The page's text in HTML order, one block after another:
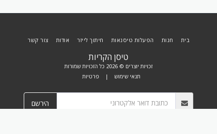
טיסן הקריות
זכויות יוצרים © 2026 כל הזכויות שמורות
תנאי שימוש | פרטיות
בית חנות הפעלות טיסנאות חיתוך לייזר אודות צור קשר
הירשם